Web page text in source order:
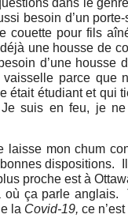
dans le
besoin d’un
couette pour fils
une housse de
d’une housse
parce que
était étudiant et qui
Je suis en feu, je
laisse mon chum
dispositions.
proche est à
où ça parle anglais.
la Covid-19, ce